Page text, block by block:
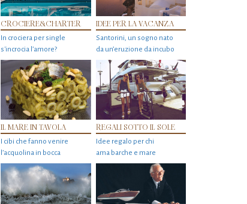
CROCIERE&CHARTER
In crociera per single
s'incrocia l’amore?
IDEE PER LA VACANZA
Santorini, un sogno nato
da un’eruzione da incubo
IL MARE IN TAVOLA
I cibi che fanno venire
l’acquolina in bocca
REGALI SOTTO IL SOLE
Idee regalo per chi
ama barche e mare